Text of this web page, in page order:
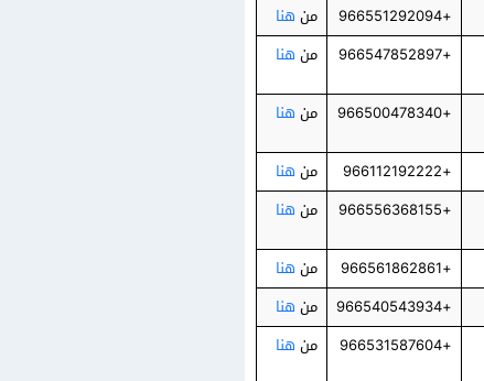
+966551292094 من هنا
+966547852897 من هنا
+966500478340 من هنا
+966112192222 من هنا
+966556368155 من هنا
+966561862861 من هنا
+966540543934 من هنا
+966531587604 من هنا